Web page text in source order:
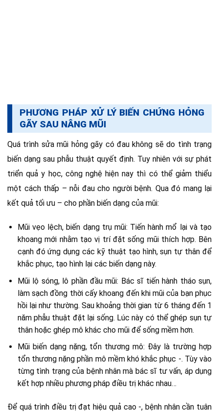
PHƯƠNG PHÁP XỬ LÝ BIẾN CHỨNG HỎNG
GÃY SAU NÂNG MŨI
Quá trình sửa mũi hỏng gãy có đau không sẽ do tình trạng
biến dạng sau phẫu thuật quyết định. Tuy nhiên với sự phát
triển quả y học, công nghệ hiện nay thì có thể giảm thiểu
một cách thấp – nỗi đau cho người bệnh. Qua đó mang lại
kết quả tối ưu – cho phần biến dạng của mũi:
Mũi vẹo lệch, biến dạng trụ mũi: Tiến hành mổ lại và tạo
khoang mới nhằm tạo vị trí đặt sống mũi thích hợp. Bên
cạnh đó ứng dụng các kỹ thuật tạo hình, sụn tự thân để
khắc phục, tạo hình lại các biến dạng này.
Mũi lộ sóng, lô phần đầu mũi: Bác sĩ tiến hành tháo sụn,
làm sạch đồng thời cấy khoang đến khi mũi của bạn phục
hồi lại như thường. Sau khoảng thời gian từ 6 tháng đến 1
năm phẫu thuật đặt lại sống. Lúc này có thể ghép sụn tự
thân hoặc ghép mô khác cho mũi để sống mềm hơn.
Mũi biến dạng nặng, tổn thương mô: Đây là trường hợp
tổn thương nặng phần mô mềm khó khắc phục -. Tùy vào
từng tình trạng của bệnh nhân mà bác sĩ tư vấn, áp dụng
kết hợp nhiều phương pháp điều trị khác nhau…
Để quá trình điều trị đạt hiệu quả cao -, bệnh nhân cần tuân